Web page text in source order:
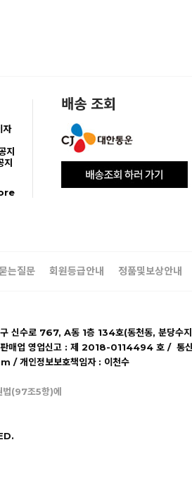
자
지
배송 조회
는질문 회원등급안내 정품및보상안내
지구 신수로 767, A동 1층 134호(동천동,
판매업 영업신고 : 제 2018-0114494 호 / 통
정보보호책임자 : 이천수
법(97조5항)에